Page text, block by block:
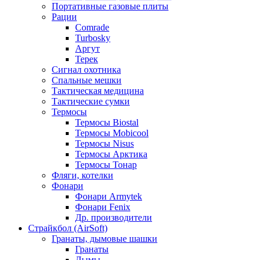
Портативные газовые плиты
Рации
Comrade
Turbosky
Аргут
Терек
Сигнал охотника
Спальные мешки
Тактическая медицина
Тактические сумки
Термосы
Термосы Biostal
Термосы Mobicool
Термосы Nisus
Термосы Арктика
Термосы Тонар
Фляги, котелки
Фонари
Фонари Armytek
Фонари Fenix
Др. производители
Страйкбол (AirSoft)
Гранаты, дымовые шашки
Гранаты